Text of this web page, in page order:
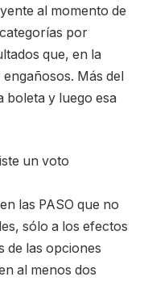
al momento de
por
que, en la
Más del
boleta y luego esa
un voto
las PASO que no
sólo a los efectos
de las opciones
al menos dos